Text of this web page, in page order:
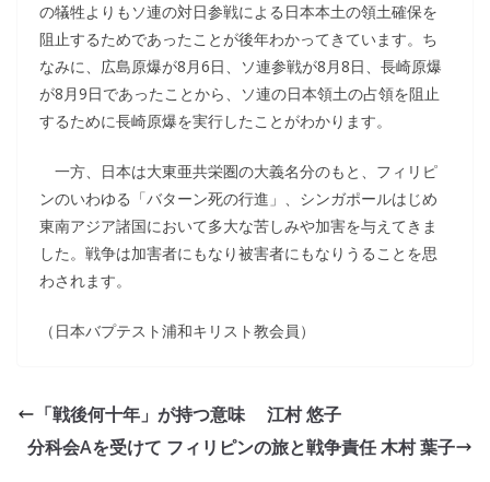
の犠牲よりもソ連の対日参戦による日本本土の領土確保を
阻止するためであったことが後年わかってきています。ち
なみに、広島原爆が8月6日、ソ連参戦が8月8日、長崎原爆
が8月9日であったことから、ソ連の日本領土の占領を阻止
するために長崎原爆を実行したことがわかります。
一方、日本は大東亜共栄圏の大義名分のもと、フィリピ
ンのいわゆる「バターン死の行進」、シンガポールはじめ
東南アジア諸国において多大な苦しみや加害を与えてきま
した。戦争は加害者にもなり被害者にもなりうることを思
わされます。
（日本バプテスト浦和キリスト教会員）
「戦後何十年」が持つ意味 江村 悠子
分科会Aを受けて フィリピンの旅と戦争責任 木村 葉子